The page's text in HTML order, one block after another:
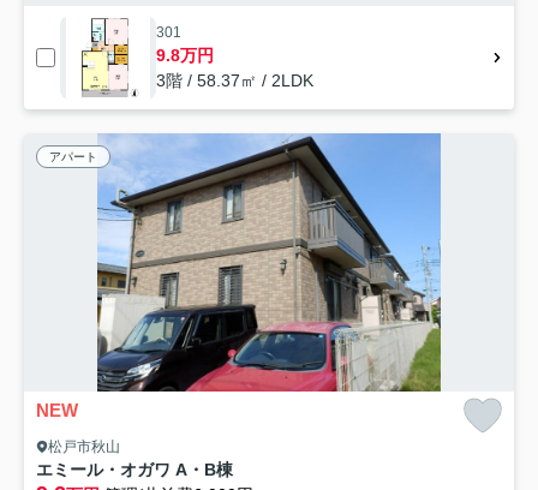
301
9.8万円
3階 / 58.37㎡ / 2LDK
アパート
NEW
松戸市秋山
エミール・オガワ A・B棟